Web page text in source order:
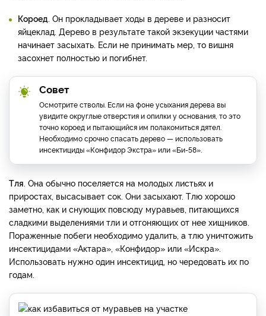
Короед. Он прокладывает ходы в дереве и разносит
яйцеклад. Дерево в результате такой экзекуции частями
начинает засыхать. Если не принимать мер, то вишня
засохнет полностью и погибнет.
Совет
Осмотрите стволы. Если на фоне усыхания дерева вы
увидите округлые отверстия и опилки у основания, то это
точно короед и пытающийся им полакомиться дятел.
Необходимо срочно спасать дерево — использовать
инсектициды «Конфидор Экстра» или «Би-58».
Тля. Она обычно поселяется на молодых листьях и
приростах, высасывает сок. Они засыхают. Тлю хорошо
заметно, как и снующих повсюду муравьев, питающихся
сладкими выделениями тли и отгоняющих от нее хищников.
Пораженные побеги необходимо удалить, а тлю уничтожить
инсектицидами «Актара», «Конфидор» или «Искра».
Использовать нужно один инсектицид, но чередовать их по
годам.